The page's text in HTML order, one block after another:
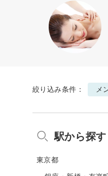
絞り込み条件： メ
駅から探す
東京都